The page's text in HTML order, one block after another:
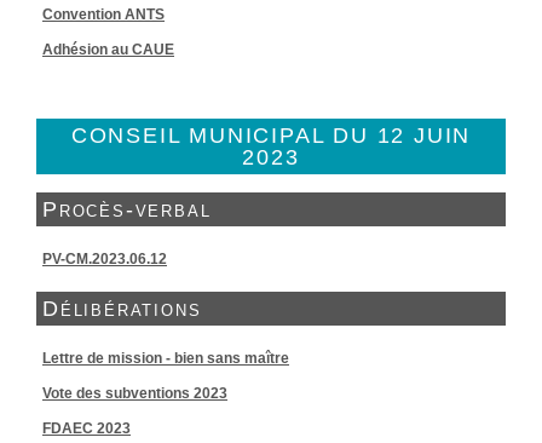
Convention ANTS
Adhésion au CAUE
CONSEIL MUNICIPAL DU 12 JUIN
2023
Procès-verbal
PV-CM.2023.06.12
Délibérations
Lettre de mission - bien sans maître
Vote des subventions 2023
FDAEC 2023